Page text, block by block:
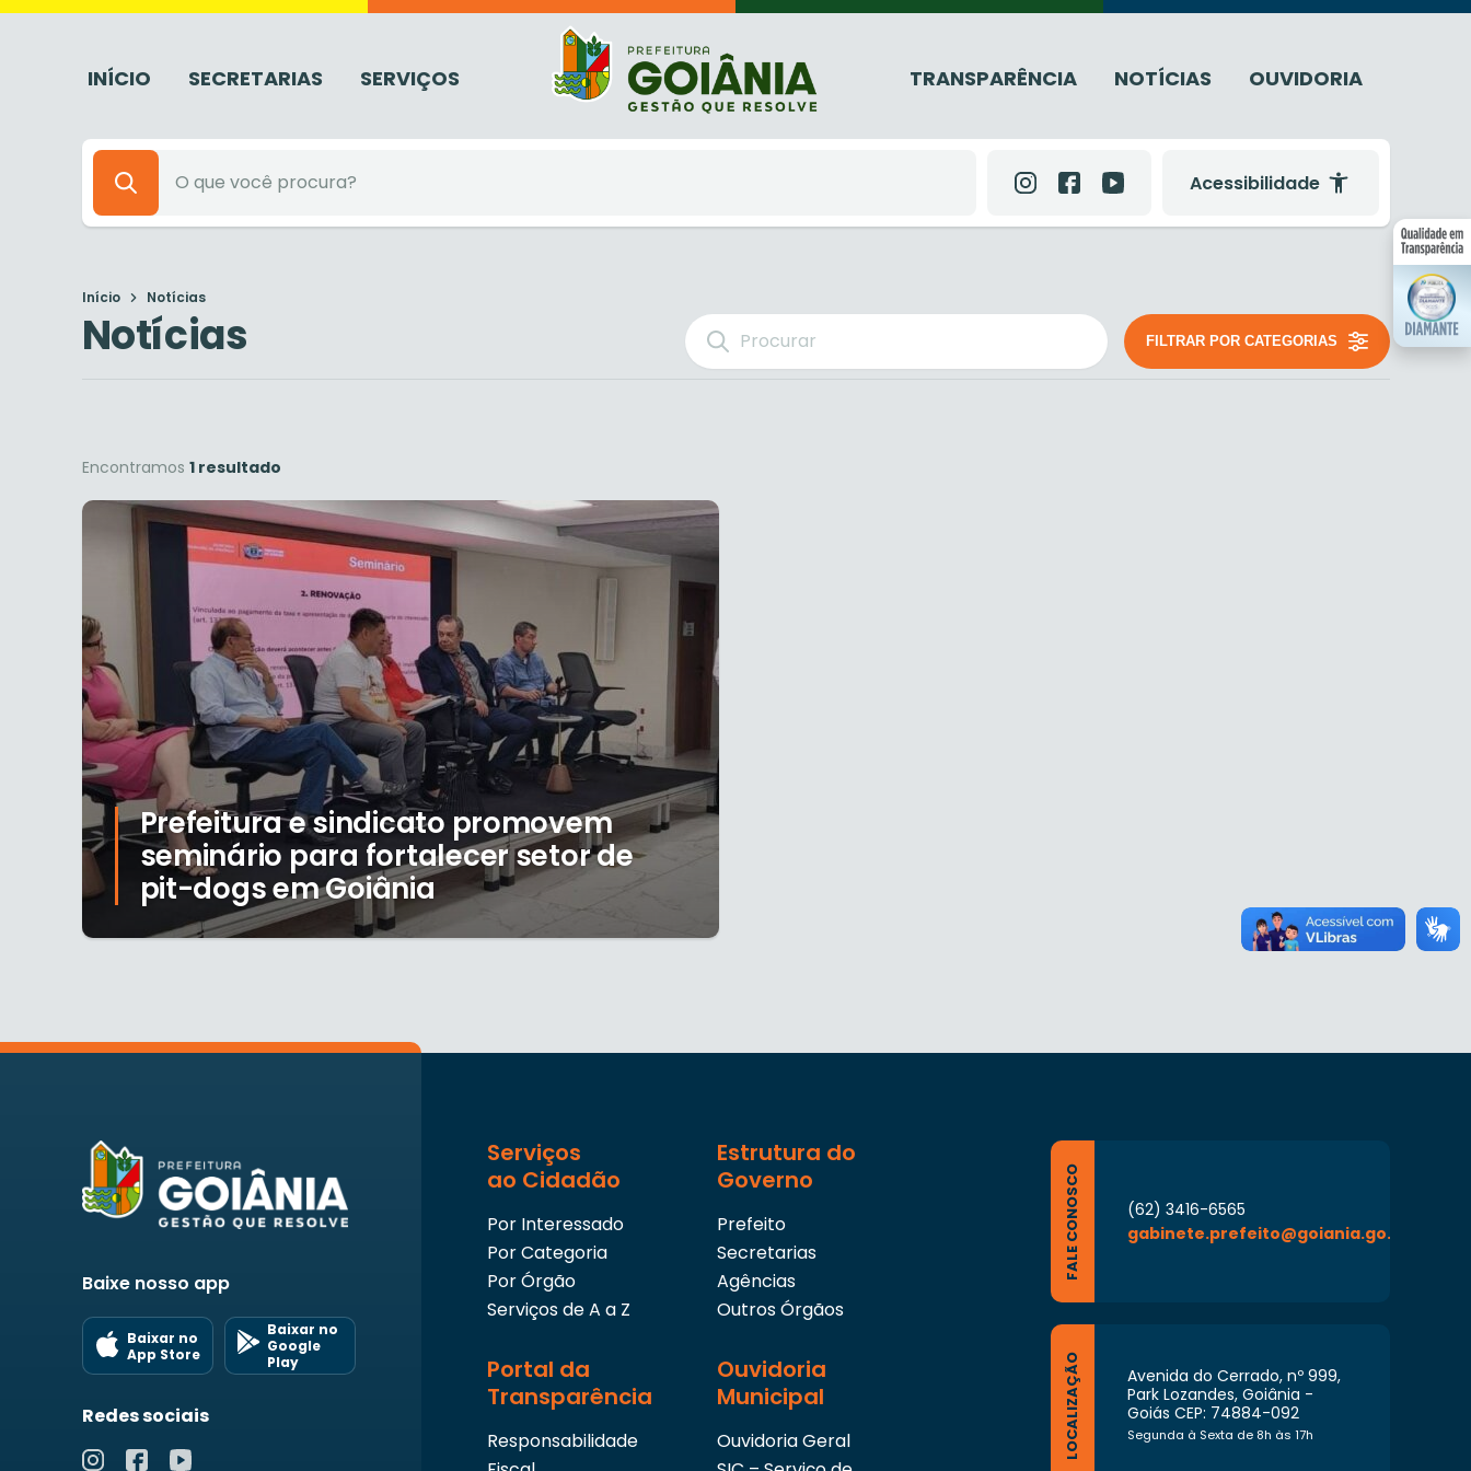
INÍCIO SECRETARIAS SERVIÇOS TRANSPARÊNCIA NOTÍCIAS OUVIDORIA
Acessibilidade
Início Notícias
Notícias FILTRAR POR CATEGORIAS
Encontramos 1 resultado
Prefeitura e sindicato promovem
seminário para fortalecer setor de
pit-dogs em Goiânia
Baixe nosso app
Baixar no
App Store
Baixar no
Google
Play
Redes sociais
Serviços
ao Cidadão
Por Interessado
Por Categoria
Por Órgão
Serviços de A a Z
Estrutura do
Governo
Prefeito
Secretarias
Agências
Outros Órgãos
Portal da
Transparência
Responsabilidade
Ouvidoria
Municipal
Ouvidoria Geral
FALE CONOSCO
(62) 3416-6565
gabinete.prefeito@goiania.go.gov.br
LOCALIZAÇÃO
Avenida do Cerrado, nº 999,
Park Lozandes, Goiânia -
Goiás CEP: 74884-092
Segunda à Sexta de 8h às 17h